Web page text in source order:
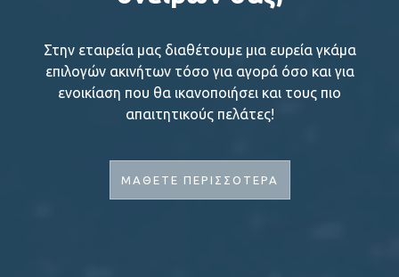
Στην εταιρεία μας διαθέτουμε μια ευρεία γκάμα
επιλογών ακινήτων τόσο για αγορά όσο και για
ενοικίαση που θα ικανοποιήσει και τους πιο
απαιτητικούς πελάτες!
ΜΑΘΕΤΕ ΠΕΡΙΣΣΟΤΕΡΑ